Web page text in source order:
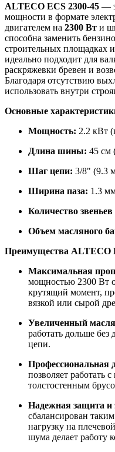
ALTECO ECS 2300-45 —
мощности в формате
двигателем на 2300 Вт и
способна заменить
строительных площадках
идеально подходит для
раскряжевки бревен и
Благодаря отсутствию
использовать внутри
Основные
Мощность: 2.2 кВт
Длина шины: 45 см
Шаг цепи: 3/8" (9.3
Ширина паза: 1.3
Количество
Объем масляного
Преимущества ALTECO
Максимальная
мощностью 2300 Вт
крутящий момент,
вязкой или сырой
Увеличенный
работать дольше без
цепи.
Профессиональная
позволяет работать
толстостенным
Надежная защита и
сбалансирован
нагрузку на
шума делает работу